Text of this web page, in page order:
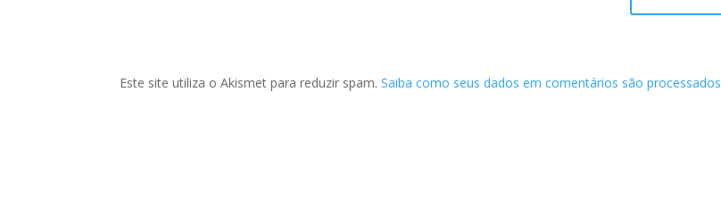
Este site utiliza o Akismet para reduzir spam.Saiba como seus dados em comentários são processados